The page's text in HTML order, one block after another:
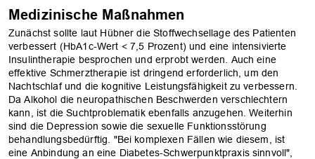
OK
Medizinische Maßnahmen
Zunächst sollte laut Hübner die Stoffwechsellage des Patienten
verbessert (HbA1c-Wert < 7,5 Prozent) und eine intensivierte
Insulintherapie besprochen und erprobt werden. Auch eine
effektive Schmerztherapie ist dringend erforderlich, um den
Nachtschlaf und die kognitive Leistungsfähigkeit zu verbessern.
Da Alkohol die neuropathischen Beschwerden verschlechtern
kann, ist die Suchtproblematik ebenfalls anzugehen. Weiterhin
sind die Depression sowie die sexuelle Funktionsstörung
behandlungsbedürftig. "Bei komplexen Fällen wie diesem, ist
eine Anbindung an eine Diabetes-Schwerpunktpraxis sinnvoll",